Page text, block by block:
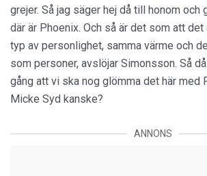
grejer. Så jag säger hej då till honom och
där är Phoenix. Och så är det som att
typ av personlighet, samma värme och
som personer, avslöjar Simonsson. Så
gång att vi ska nog glömma det här med
Micke Syd kanske?
ANNONS